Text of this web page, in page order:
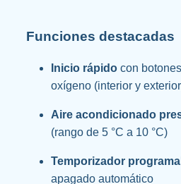
Funciones destacadas
Inicio rápido con
oxígeno (interior y
Aire acondicionado
(rango de 5 °C a 10 °C)
Temporizador
apagado automático